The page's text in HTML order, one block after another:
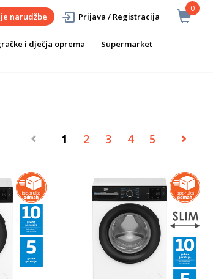
0
narudžbe Prijava / Registracija
i dječja oprema
Supermarket
1 2 3 4 5